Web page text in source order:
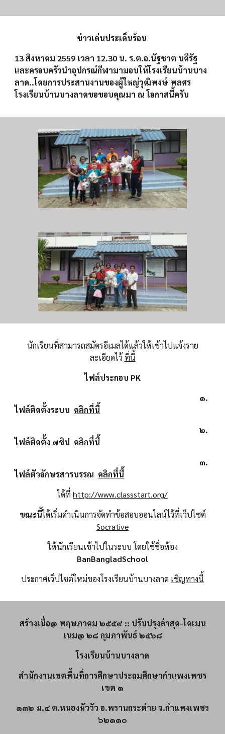
ข่าวเด่นประเด็นร้อน
13 สิงหาคม 2559 เวลา 12.30 น. ร.ต.อ.นัฐชาต บดีรัฐ
และครอบครัวนำอุปกรณ์กีฬามามอบให้โรงเรียนบ้านบาง
ลาด..โดยการประสานงานของผู้ใหญ่วุฒิพงษ์ พลศร
โรงเรียนบ้านบางลาดขอขอบคุณมา ณ โอกาสนี้ครับ
นักเรียนที่สามารถสมัครอีเมลได้แล้วให้เข้าไปแจ้งราย
ละเอียดไว้ ที่นี้
ไฟล์ประกอบ PK
๑.
ไฟล์ติดตั้งระบบ คลิกที่นี้
๒.
ไฟล์ติดตั้ง ๗ซิป คลิกที่นี้
๓.
ไฟล์ตัวอักษรสารบรรณ คลิกที่นี้
ได้ที่ http://www.classstart.org/
ขณะนี้ได้เริ่มดำเนินการจัดทำข้อสอบออนไลน์ไว้ที่เว็ปไซต์
Socrative
ให้นักเรียนเข้าไปในระบบ โดยใช้ชื่อห้อง
BanBangladSchool
ประกาศเว็ปไซต์ใหม่ของโรงเรียนบ้านบางลาด เชิญทางนี้
สร้างเมื่อ@ พฤษภาคม ๒๕๕๙ :: ปรับปรุงล่าสุด-โดเมน
เนม@ ๒๘ กุมภาพันธ์ ๒๕๖๘
โรงเรียนบ้านบางลาด
สำนักงานเขตพื้นที่การศึกษาประถมศึกษากำแพงเพชร
เขต ๑
๑๓๒ ม.๔ ต.หนองหัววัว อ.พรานกระต่าย จ.กำแพงเพชร
๖๒๑๑๐